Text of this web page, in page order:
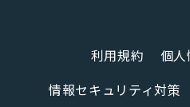
利用規約
個
情報セキュリティ対策